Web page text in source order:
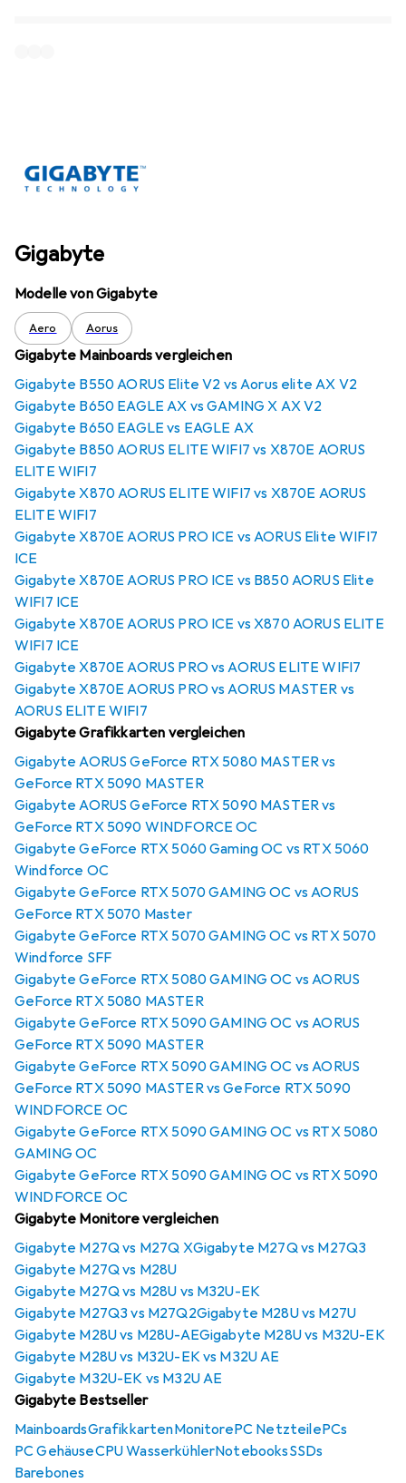
Gigabyte
Modelle von Gigabyte
Aero Aorus
Gigabyte Mainboards vergleichen
Gigabyte B550 AORUS Elite V2 vs Aorus elite AX V2
Gigabyte B650 EAGLE AX vs GAMING X AX V2
Gigabyte B650 EAGLE vs EAGLE AX
Gigabyte B850 AORUS ELITE WIFI7 vs X870E AORUS
ELITE WIFI7
Gigabyte X870 AORUS ELITE WIFI7 vs X870E AORUS
ELITE WIFI7
Gigabyte X870E AORUS PRO ICE vs AORUS Elite WIFI7
ICE
Gigabyte X870E AORUS PRO ICE vs B850 AORUS Elite
WIFI7 ICE
Gigabyte X870E AORUS PRO ICE vs X870 AORUS ELITE
WIFI7 ICE
Gigabyte X870E AORUS PRO vs AORUS ELITE WIFI7
Gigabyte X870E AORUS PRO vs AORUS MASTER vs
AORUS ELITE WIFI7
Gigabyte Grafikkarten vergleichen
Gigabyte AORUS GeForce RTX 5080 MASTER vs
GeForce RTX 5090 MASTER
Gigabyte AORUS GeForce RTX 5090 MASTER vs
GeForce RTX 5090 WINDFORCE OC
Gigabyte GeForce RTX 5060 Gaming OC vs RTX 5060
Windforce OC
Gigabyte GeForce RTX 5070 GAMING OC vs AORUS
GeForce RTX 5070 Master
Gigabyte GeForce RTX 5070 GAMING OC vs RTX 5070
Windforce SFF
Gigabyte GeForce RTX 5080 GAMING OC vs AORUS
GeForce RTX 5080 MASTER
Gigabyte GeForce RTX 5090 GAMING OC vs AORUS
GeForce RTX 5090 MASTER
Gigabyte GeForce RTX 5090 GAMING OC vs AORUS
GeForce RTX 5090 MASTER vs GeForce RTX 5090
WINDFORCE OC
Gigabyte GeForce RTX 5090 GAMING OC vs RTX 5080
GAMING OC
Gigabyte GeForce RTX 5090 GAMING OC vs RTX 5090
WINDFORCE OC
Gigabyte Monitore vergleichen
Gigabyte M27Q vs M27Q XGigabyte M27Q vs M27Q3
Gigabyte M27Q vs M28U
Gigabyte M27Q vs M28U vs M32U-EK
Gigabyte M27Q3 vs M27Q2Gigabyte M28U vs M27U
Gigabyte M28U vs M28U-AEGigabyte M28U vs M32U-EK
Gigabyte M28U vs M32U-EK vs M32U AE
Gigabyte M32U-EK vs M32U AE
Gigabyte Bestseller
MainboardsGrafikkartenMonitorePC NetzteilePCs
PC GehäuseCPU WasserkühlerNotebooksSSDs
Barebones